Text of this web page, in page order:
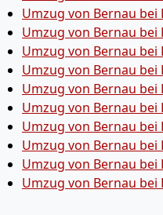
Umzug von Bernau bei
Umzug von Bernau
Umzug von Bernau bei
Umzug von Bernau
Umzug von Bernau
Umzug von Bernau
Umzug von Bernau
Umzug von Bernau
Umzug von Bernau bei
Umzug von Bernau bei